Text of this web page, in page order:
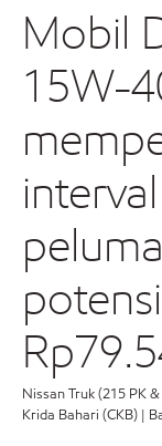
Mobil
15W-
Nissan Truk (215 PK
Krida Bahari (CKB) |